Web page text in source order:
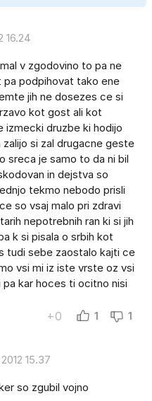
16.24
v zgodovino to pa ne
pa podpihovat tako ene
jih ne dosezes ce si
kot gost ali kot
izmecki druzbe ki hodijo
si zal drugacne geste
sreca je samo to da ni bil
in dejstva so
tekmo nebodo prisli
so vsaj malo pri zdravi
nepotrebnih ran ki si jih
k si pisala o srbih kot
tudi sebe zaostalo kajti ce
vsi mi iz iste vrste oz vsi
kar hoces ti ocitno nisi
+0 1 1
15.37
so zgubil vojno